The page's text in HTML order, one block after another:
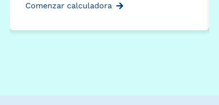
Comenzar calculadora